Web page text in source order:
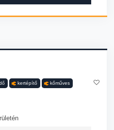
kertépítő kőműves